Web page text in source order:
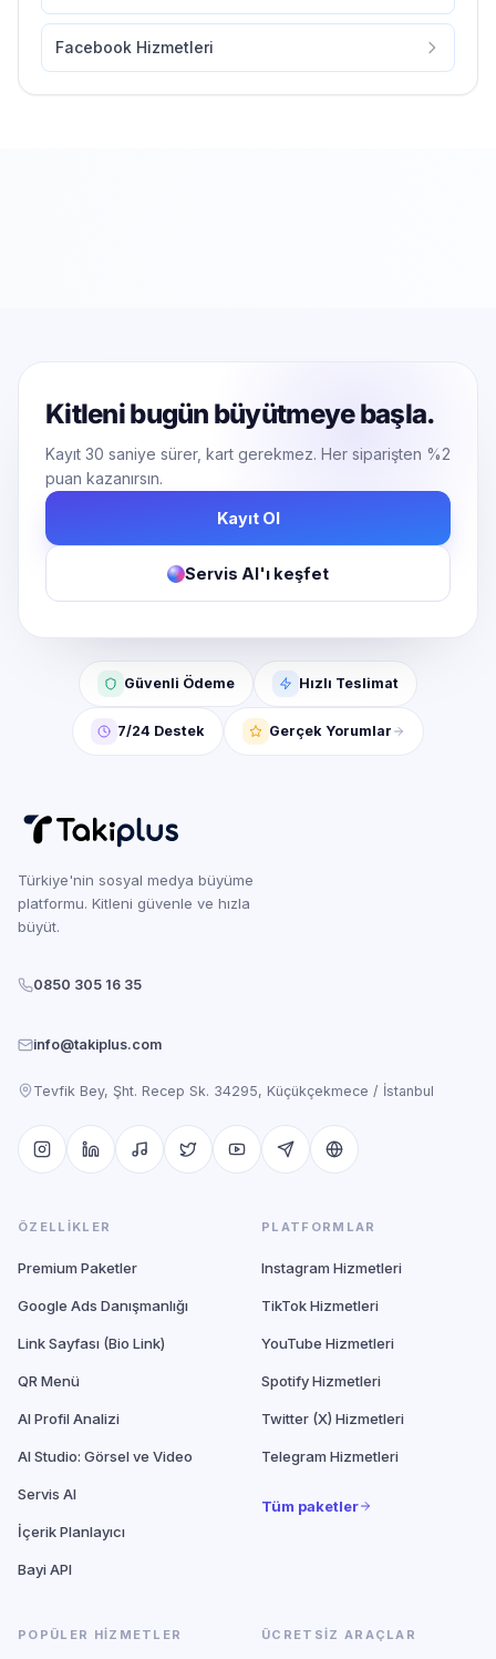
Facebook Hizmetleri
Kitleni bugün büyütmeye başla.
Kayıt 30 saniye sürer, kart gerekmez. Her siparişten %2
puan kazanırsın.
Kayıt Ol
Servis AI'ı keşfet
Güvenli Ödeme Hızlı Teslimat
7/24 Destek Gerçek Yorumlar
Türkiye'nin sosyal medya büyüme
platformu. Kitleni güvenle ve hızla
büyüt.
0850 305 16 35
info@takiplus.com
Tevfik Bey, Şht. Recep Sk. 34295, Küçükçekmece / İstanbul
ÖZELLIKLER
Premium Paketler
Google Ads Danışmanlığı
Link Sayfası (Bio Link)
QR Menü
AI Profil Analizi
AI Studio: Görsel ve Video
Servis AI
İçerik Planlayıcı
Bayi API
PLATFORMLAR
Instagram Hizmetleri
TikTok Hizmetleri
YouTube Hizmetleri
Spotify Hizmetleri
Twitter (X) Hizmetleri
Telegram Hizmetleri
Tüm paketler
POPÜLER HIZMETLER ÜCRETSIZ ARAÇLAR